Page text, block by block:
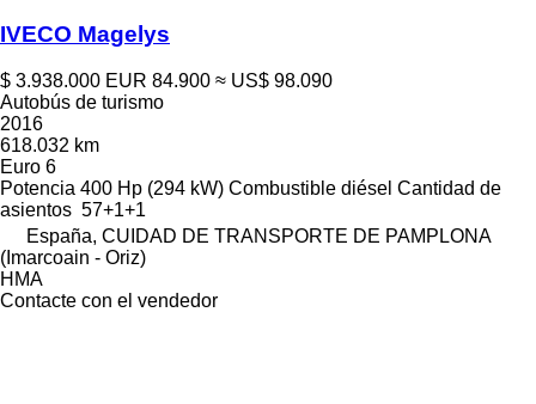
IVECO Magelys
$ 3.938.000 EUR 84.900 ≈ US$ 98.090
Autobús de turismo
2016
618.032 km
Euro 6
Potencia 400 Hp (294 kW) Combustible diésel Cantidad de
asientos 57+1+1
España, CUIDAD DE TRANSPORTE DE PAMPLONA
(Imarcoain - Oriz)
HMA
Contacte con el vendedor